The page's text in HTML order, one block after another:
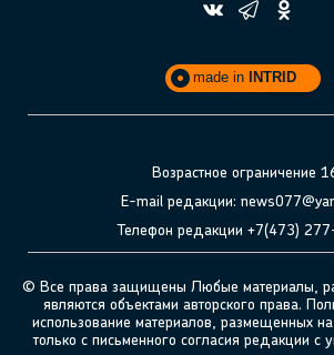
made in INTRID
Возрастное ограничение
E-mail редакции:
Телефон редакции +7(473)
© Все права защищены Любые материалы,
являются объектами авторского права.
использование материалов, размещенных на
только с письменного согласия редакции с